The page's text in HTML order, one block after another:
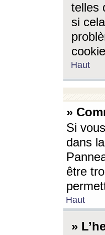
telles
si
Haut
»
Si
dans
être
Haut
»